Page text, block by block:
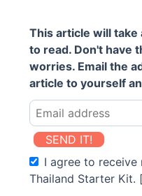
This article will take
to read. Don't have
worries. Email the
article to yourself
SEND IT!
I agree to receive
Thailand Starter Kit.